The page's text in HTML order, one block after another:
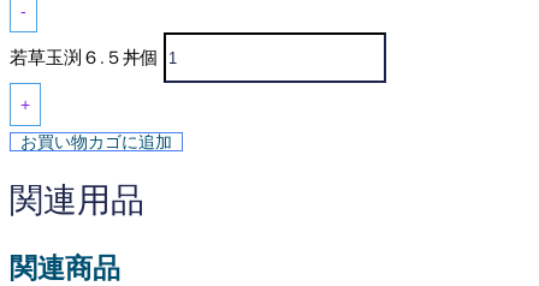
-
若草玉渕６.５丼個
+
お買い物カゴに追加
関連用品
関連商品